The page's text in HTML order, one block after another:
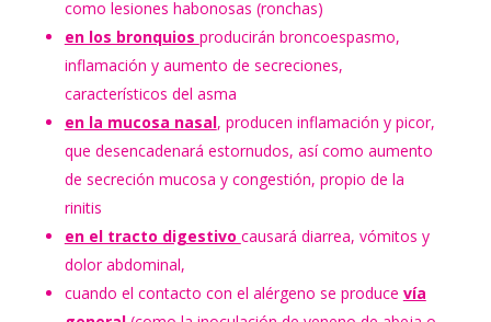
como lesiones habonosas (ronchas)
en los bronquios producirán broncoespasmo,
inflamación y aumento de secreciones,
característicos del asma
en la mucosa nasal, producen inflamación y picor,
que desencadenará estornudos, así como aumento
de secreción mucosa y congestión, propio de la
rinitis
en el tracto digestivo causará diarrea, vómitos y
dolor abdominal,
cuando el contacto con el alérgeno se produce vía